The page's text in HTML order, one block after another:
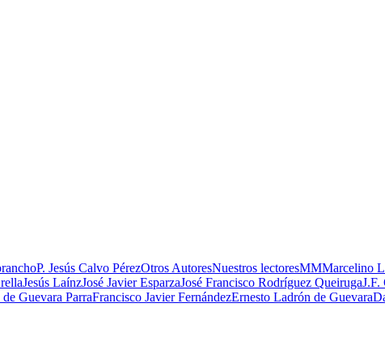
P. Jesús Calvo PérezOtros AutoresNuestros lectoresMMMarcelino
Jesús LaínzJosé Javier EsparzaJosé Francisco Rodríguez QueirugaJ.F.
Guevara ParraFrancisco Javier FernándezErnesto Ladrón de Guevara